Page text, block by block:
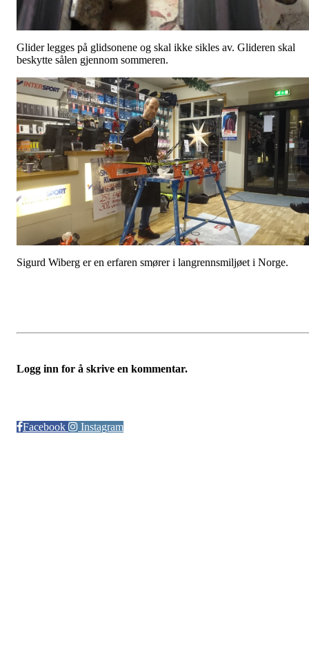
Glider legges på glidsonene og skal ikke sikles av. Glideren skal
beskytte sålen gjennom sommeren.
Sigurd Wiberg er en erfaren smører i langrennsmiljøet i Norge.
Logg inn for å skrive en kommentar.
Facebook
Instagram